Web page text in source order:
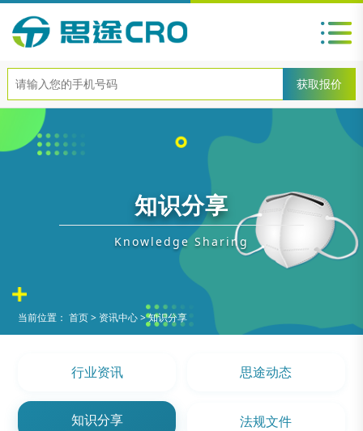
知识分享
Knowledge Sharing
当前位置：首页> 资讯中心>知识分享
行业资讯 思途动态
知识分享 法规文件